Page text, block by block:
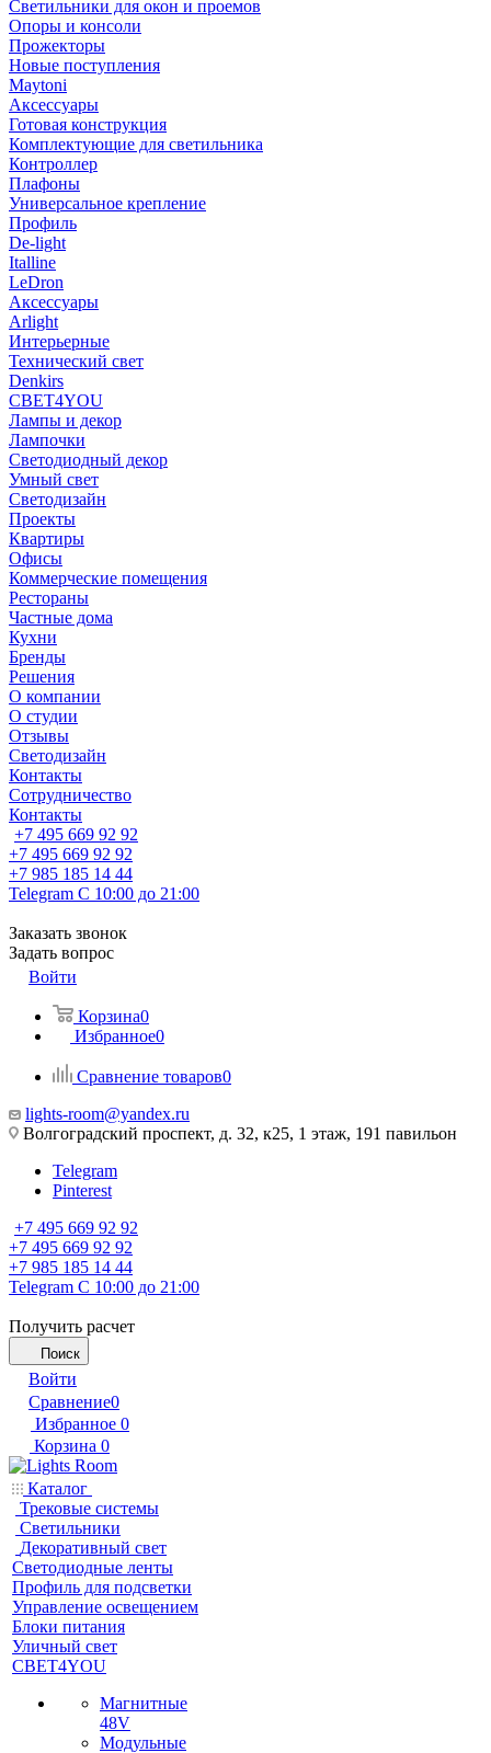
Светильники для окон и проемов
Опоры и консоли
Прожекторы
Новые поступления
Maytoni
Аксессуары
Готовая конструкция
Комплектующие для светильника
Контроллер
Плафоны
Универсальное крепление
Профиль
De-light
Italline
LeDron
Аксессуары
Arlight
Интерьерные
Технический свет
Denkirs
СВЕТ4YOU
Лампы и декор
Лампочки
Светодиодный декор
Умный свет
Светодизайн
Проекты
Квартиры
Офисы
Коммерческие помещения
Рестораны
Частные дома
Кухни
Бренды
Решения
О компании
О студии
Отзывы
Светодизайн
Контакты
Сотрудничество
Контакты
+7 495 669 92 92
+7 495 669 92 92
+7 985 185 14 44
Telegram С 10:00 до 21:00
Заказать звонок
Задать вопрос
Войти
Корзина0
Избранное0
Сравнение товаров0
lights-room@yandex.ru
Волгоградский проспект, д. 32, к25, 1 этаж, 191 павильон
Telegram
Pinterest
+7 495 669 92 92
+7 495 669 92 92
+7 985 185 14 44
Telegram С 10:00 до 21:00
Получить расчет
Поиск
Войти
Сравнение0
Избранное 0
Корзина 0
Каталог
Трековые системы
Светильники
Декоративный свет
Светодиодные ленты
Профиль для подсветки
Управление освещением
Блоки питания
Уличный свет
СВЕТ4YOU
Магнитные
48V
Модульные